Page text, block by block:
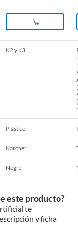
K2 y K3
Plástico
Karcher
Negro
este producto?
te
y ficha